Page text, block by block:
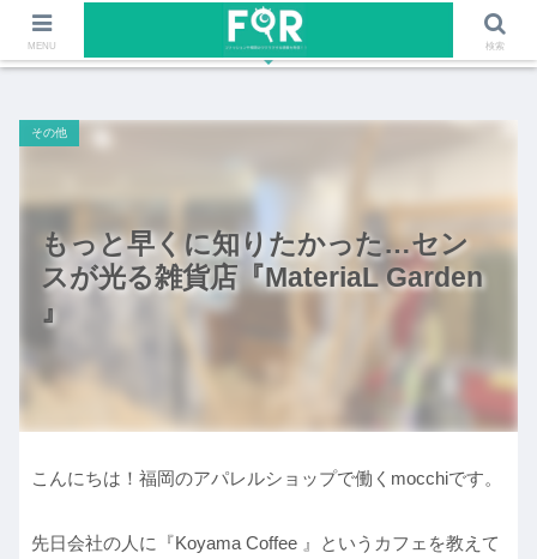
ファッションや福岡のワクワクする情報を発信！！
もっと早くに知りたかった…セン
スが光る雑貨店『MateriaL Garden
』
その他
こんにちは！福岡のアパレルショップで働くmocchiです。
先日会社の人に『Koyama Coffee 』というカフェを教えて
MENU 検索